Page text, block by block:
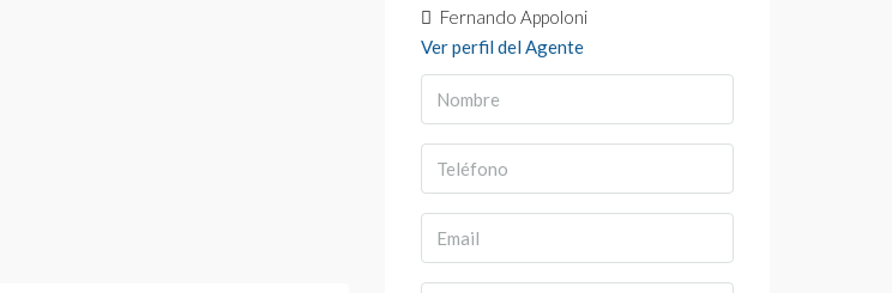
Fernando Appoloni
Ver perfil del Agente